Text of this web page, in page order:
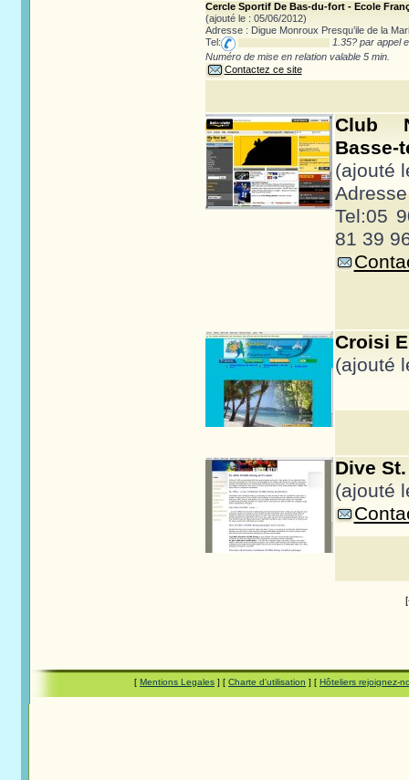
Cercle Sportif De Bas-du-fort - Ecole
(ajouté le : 05/06/2012)
Adresse : Digue Monroux Presqu’ile de la
Tel:
1.35? par appel
Numéro de mise en relation valable 5 min.
Contactez ce site
Club
Basse-
(ajouté
Tel:05
81 39
Croisi
(ajouté
Dive
(ajouté
[ Mentions Legales ] [ Charte d'utilisation ] [ Hôteliers rejoignez-